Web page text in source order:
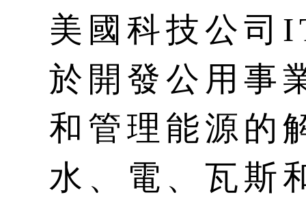
美國科技公司
於開發公用事
和管理能源的
水、電、瓦斯